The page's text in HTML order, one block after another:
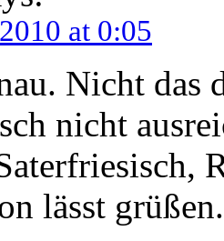
at 0:05
Nicht das
nicht
lässt grüßen.